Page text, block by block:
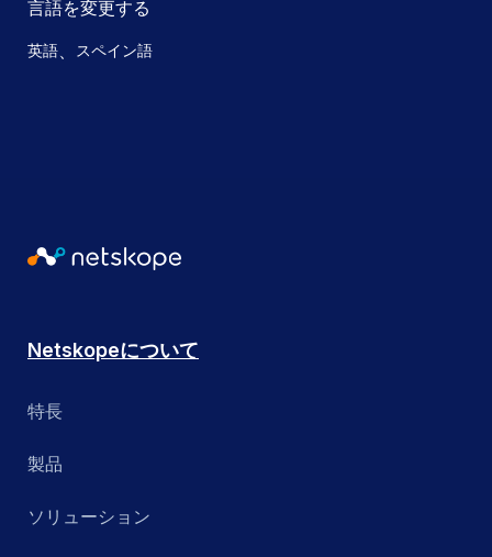
言語を変更する
英語、 スペイン語
Netskopeについて
特長
製品
ソリューション